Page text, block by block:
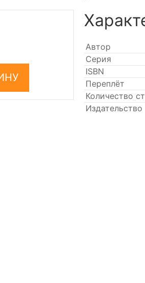
Автор
Серия
ISBN
Переплёт
Количество
Издательство